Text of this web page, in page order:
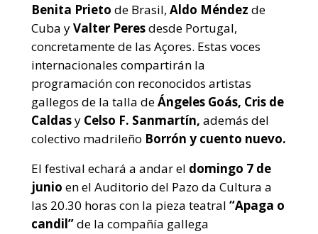
Benita Prieto de Brasil, Aldo Méndez de
Cuba yValter Peresdesde Portugal,
concretamente de las Açores. Estas voces
internacionales compartirán la
programación con reconocidos artistas
gallegos de la talla deÁngeles Goás, Cris de
Caldasy Celso F. Sanmartín, además del
colectivo madrileño Borrón y cuento nuevo.
El festival echará a andar el domingo 7 de
junio en el Auditorio del Pazo da Cultura a
las 20.30 horas con la pieza teatral “Apaga o
candil”de la compañía gallega